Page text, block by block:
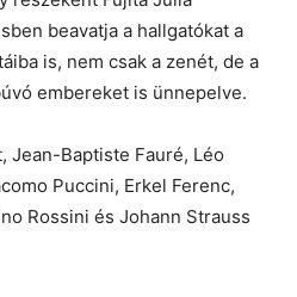
beavatja a hallgatókat a
is, nem csak a zenét, de a
embereket is ünnepelve.
Jean-Baptiste Fauré, Léo
Puccini, Erkel Ferenc,
Rossini és Johann Strauss